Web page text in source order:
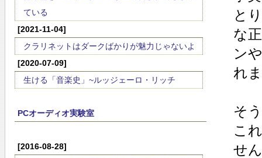
ている
[2021-11-04]
クラリネットはダークばかりが魅力じゃないよ
[2020-07-09]
生ける「音楽史」~ルッジェーロ・リッチ
PCオーディオ実験室
[2016-08-28]
と
な
ン
れ
そ
こ
せ